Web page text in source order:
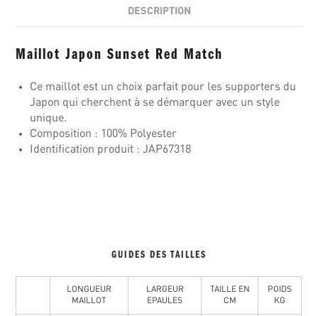
DESCRIPTION
Maillot Japon Sunset Red Match
Ce maillot est un choix parfait pour les supporters du
Japon qui cherchent à se démarquer avec un style
unique.
Composition : 100% Polyester
Identification produit : JAP67318
GUIDES DES TAILLES
LONGUEUR
MAILLOT
LARGEUR
EPAULES
TAILLE EN
CM
POIDS
KG